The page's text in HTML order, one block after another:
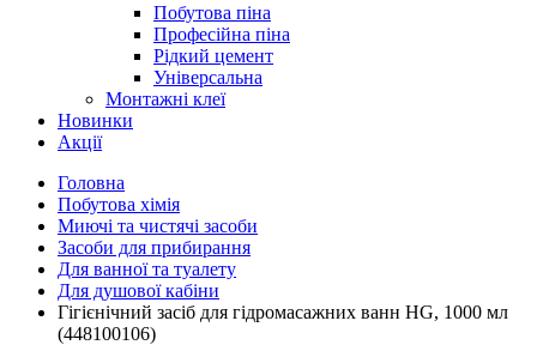
Побутова піна
Професійна піна
Рідкий цемент
Універсальна
Монтажні клеї
Новинки
Акції
Головна
Побутова хімія
Миючі та чистячі засоби
Засоби для прибирання
Для ванної та туалету
Для душової кабіни
Гігієнічний засіб для гідромасажних ванн HG, 1000 мл
(448100106)